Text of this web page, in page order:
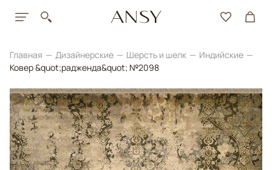
Главная Дизайнерские Шерсть и шелк
Индийские
Ковер &quot;радженда&quot; №2098